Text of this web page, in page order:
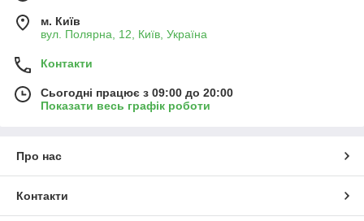
м. Київ
вул. Полярна, 12, Київ, Україна
Контакти
Сьогодні працює з 09:00 до 20:00
Показати весь графік роботи
Про нас
Контакти